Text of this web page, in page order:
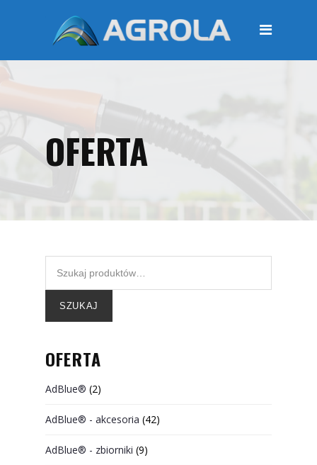
STRONA GŁÓWNA
OFERTA
Moje konto
OFERTA
SZUKAJ
OFERTA
AdBlue® (2)
AdBlue® - akcesoria (42)
AdBlue® - zbiorniki (9)